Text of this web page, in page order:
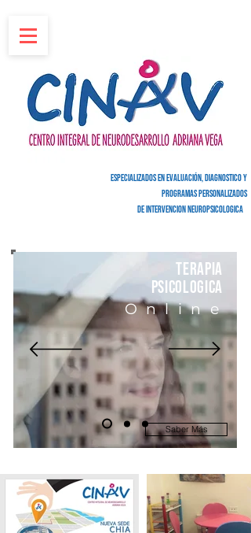
espeCIALIZADOS ENEVALUACIÓN, DIAGNOSTICO Y
PROGRAMAS PERSONALIZADOS
DEINTERVENCION NEUROPSICOLOGICA
TERAPIA
PSICOLOGICA
Online
Saber Más